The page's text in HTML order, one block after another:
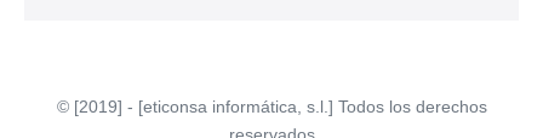
© [2019] - [eticonsa informática, s.l.] Todos los derechos
reservados